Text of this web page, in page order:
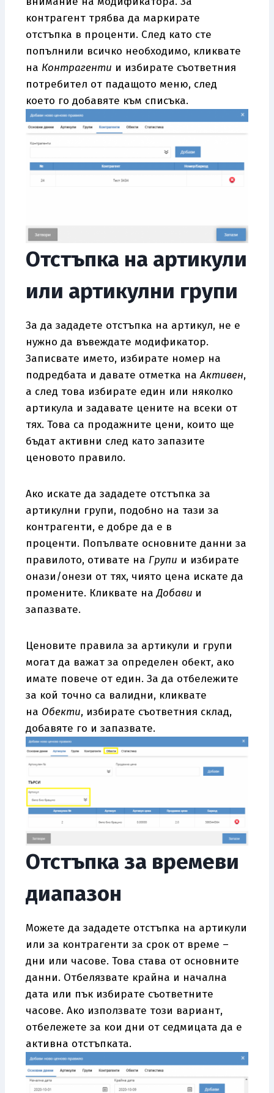
контрагент трябва да маркирате
отстъпка в проценти. След като сте
попълнили всичко необходимо, кликвате
на Контрагенти и избирате съответния
потребител от падащото меню, след
което го добавяте към списъка.
Отстъпка на артикули
или артикулни групи
За да зададете отстъпка на артикул, не е
нужно да въвеждате модификатор.
Записвате името, избирате номер на
подредбата и давате отметка наАктивен,
а след това избирате един или няколко
артикула и задавате цените на всеки от
тях. Това са продажните цени, които ще
бъдат активни след като запазите
ценовото правило.
Ако искате да зададете отстъпка за
артикулни групи, подобно на тази за
контрагенти, е добре да е в
проценти. Попълвате основните данни за
правилото, отивате на Групи и избирате
онази/онези от тях, чиято цена искате да
промените. Кликвате наДобави и
запазвате.
Ценовите правила за артикули и групи
могат да важат за определен обект, ако
имате повече от един. За да отбележите
за кой точно са валидни, кликвате
на Обекти, избирате съответния склад,
добавяте го и запазвате.
Отстъпка за времеви
диапазон
Можете да зададете отстъпка на артикули
или за контрагенти за срок от време –
дни или часове. Това става от основните
данни. Отбелязвате крайна и начална
дата или пък избирате съответните
часове. Ако използвате този вариант,
отбележете за кои дни от седмицата да е
активна отстъпката.